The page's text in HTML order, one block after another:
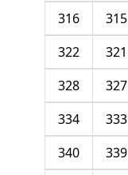
315
316
321
322
327
328
333
334
339
340